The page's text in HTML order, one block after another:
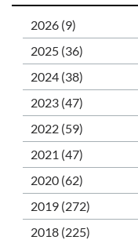
2026 (9)
2025 (36)
2024 (38)
2023 (47)
2022 (59)
2021 (47)
2020 (62)
2019 (272)
2018 (225)